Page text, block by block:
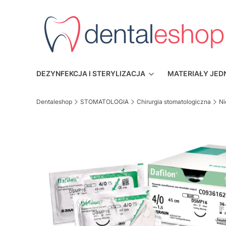
DEZYNFEKCJA I STERYLIZACJA MATERIAŁY
Dentaleshop STOMATOLOGIA Chirurgia stomatologiczna